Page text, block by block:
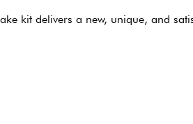
kit delivers a new, unique, and